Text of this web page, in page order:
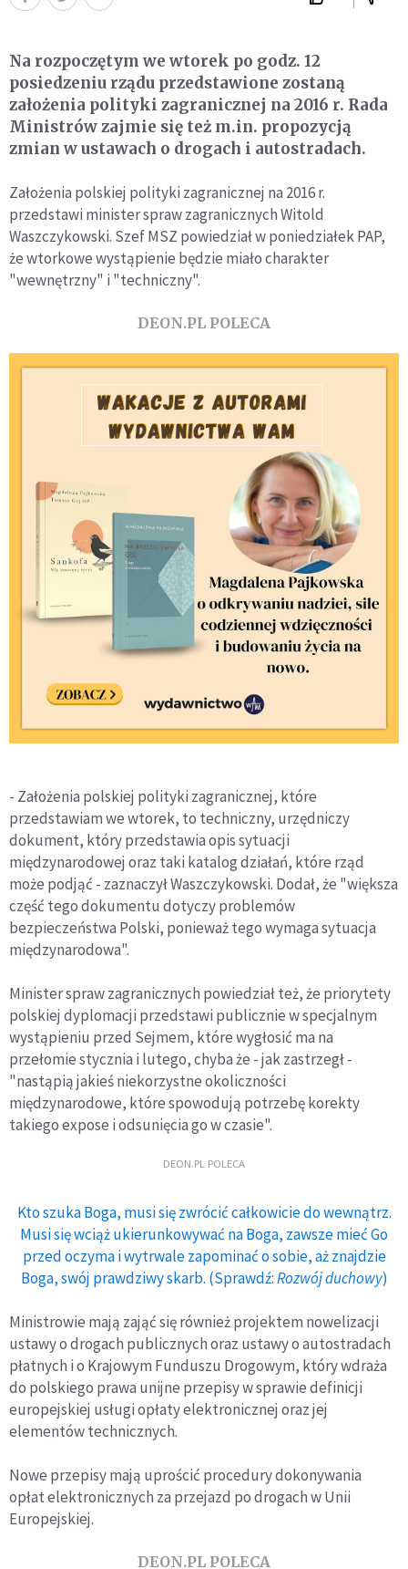
Na rozpoczętym we wtorek po godz. 12
posiedzeniu rządu przedstawione zostaną
założenia polityki zagranicznej na 2016 r. Rada
Ministrów zajmie się też m.in. propozycją
zmian w ustawach o drogach i autostradach.
Założenia polskiej polityki zagranicznej na 2016 r.
przedstawi minister spraw zagranicznych Witold
Waszczykowski. Szef MSZ powiedział w poniedziałek PAP,
że wtorkowe wystąpienie będzie miało charakter
"wewnętrzny" i "techniczny".
DEON.PL POLECA
- Założenia polskiej polityki zagranicznej, które
przedstawiam we wtorek, to techniczny, urzędniczy
dokument, który przedstawia opis sytuacji
międzynarodowej oraz taki katalog działań, które rząd
może podjąć - zaznaczył Waszczykowski. Dodał, że "większa
część tego dokumentu dotyczy problemów
bezpieczeństwa Polski, ponieważ tego wymaga sytuacja
międzynarodowa".
Minister spraw zagranicznych powiedział też, że priorytety
polskiej dyplomacji przedstawi publicznie w specjalnym
wystąpieniu przed Sejmem, które wygłosić ma na
przełomie stycznia i lutego, chyba że - jak zastrzegł -
"nastąpią jakieś niekorzystne okoliczności
międzynarodowe, które spowodują potrzebę korekty
takiego expose i odsunięcia go w czasie".
DEON.PL POLECA
Kto szuka Boga, musi się zwrócić całkowicie do wewnątrz.
Musi się wciąż ukierunkowywać na Boga, zawsze mieć Go
przed oczyma i wytrwale zapominać o sobie, aż znajdzie
Boga, swój prawdziwy skarb. (Sprawdź:Rozwój duchowy)
Ministrowie mają zająć się również projektem nowelizacji
ustawy o drogach publicznych oraz ustawy o autostradach
płatnych i o Krajowym Funduszu Drogowym, który wdraża
do polskiego prawa unijne przepisy w sprawie definicji
europejskiej usługi opłaty elektronicznej oraz jej
elementów technicznych.
Nowe przepisy mają uprościć procedury dokonywania
opłat elektronicznych za przejazd po drogach w Unii
Europejskiej.
DEON.PL POLECA